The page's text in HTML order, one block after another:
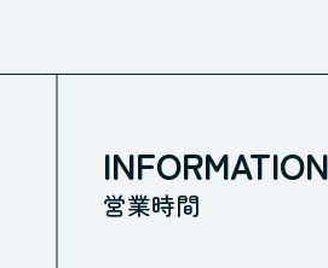
すべてのスペース
INFORMATION
営業時間